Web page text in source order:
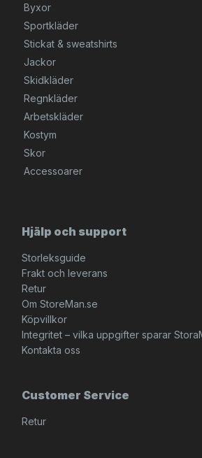
Byxor
Sportkläder
Stickat & sweatshirts
Jackor
Skidkläder
Regnkläder
Arbetskläder
Kostym
Skor
Accessoarer
Hjälp och support
Storleksguide
Frakt och leverans
Retur
Om StoreMan.se
Köpvillkor
Integritet – vilka uppgifter sparar
Kontakta oss
Customer Service
Retur